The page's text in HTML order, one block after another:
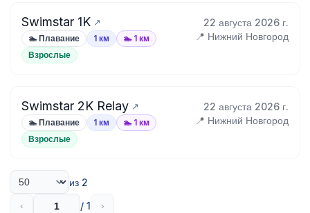
Swimstar 1K 22 августа 2026 г.
🏊 Плавание 1 км 🏊 1 км 📍 Нижний Новгород
Взрослые
Swimstar 2K Relay 22 августа 2026 г.
🏊 Плавание 1 км 🏊 1 км 📍 Нижний Новгород
Взрослые
из 2
‹ / 1 ›